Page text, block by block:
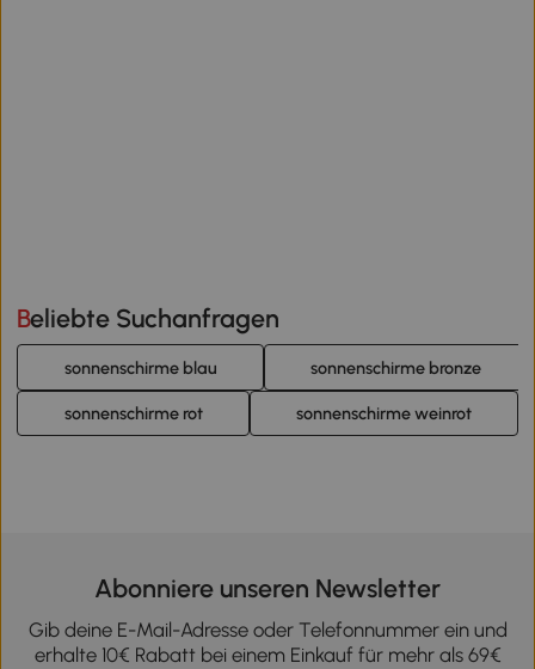
Beliebte Suchanfragen
sonnenschirme blau sonnenschirme bronze
sonnenschirme rot sonnenschirme weinrot
Abonniere unseren Newsletter
Gib deine E-Mail-Adresse oder Telefonnummer ein und
erhalte 10€ Rabatt bei einem Einkauf für mehr als 69€